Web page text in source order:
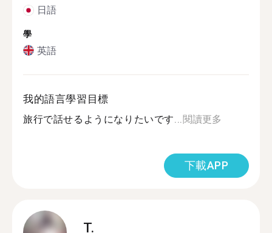
日語
學
英語
我的語言學習目標
旅行で話せるようになりたいです... 閱讀更多
下載APP
T.